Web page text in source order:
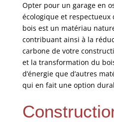
Opter pour un garage en
écologique et respectueux
bois est un matériau
contribuant ainsi à la
carbone de votre
et la transformation du
d’énergie que d’autres
qui en fait une option